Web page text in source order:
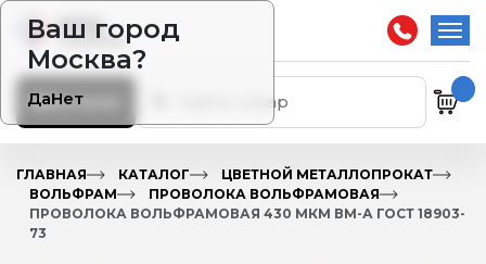
Ваш город
Москва?
ДаНет
Каталог
ГЛАВНАЯ КАТАЛОГ
ЦВЕТНОЙ МЕТАЛЛОПРОКАТ
ВОЛЬФРАМ
ПРОВОЛОКА ВОЛЬФРАМОВАЯ
ПРОВОЛОКА ВОЛЬФРАМОВАЯ 430 МКМ ВМ-А ГОСТ 18903-
73